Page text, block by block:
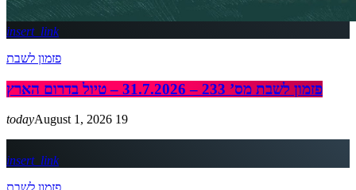
insert_link
פזמון לשבת
פזמון לשבת מס’ 233 – 31.7.2026 – טיול בדרום הארץ
todayAugust 1, 2026 19
insert_link